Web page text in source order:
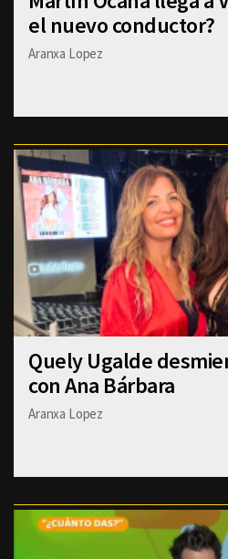
el nuevo conductor?
Aranxa Lopez
Quely Ugalde
con Ana Bárbara
Aranxa Lopez